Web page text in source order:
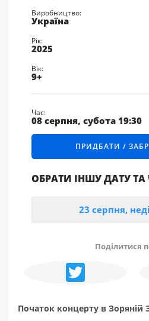
Виробництво:
Україна
Рік:
2025
Вік:
9+
Час:
08 серпня, субота 19:30
ПРИДБАТИ /
ОБРАТИ ІНШУ ДАТУ ТА
23 серпня,
Поділитися
Twitter
Початок концерту в Зоряній